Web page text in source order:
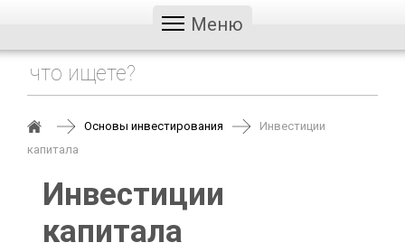
Меню
Основы инвестирования
Инвестиции
капитала
Инвестиции
капитала